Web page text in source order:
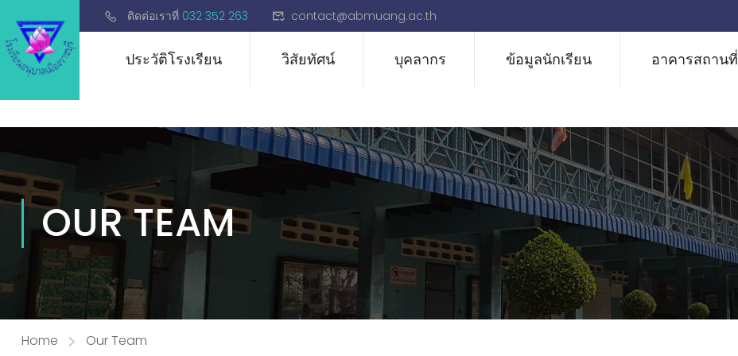
ติดต่อเราที่ 032 352 263 contact@abmuang.ac.th
ประวัติโรงเรียน วิสัยทัศน์ บุคลากร ข้อมูลนักเรียน อาคารสถานที่
OUR TEAM
Home Our Team